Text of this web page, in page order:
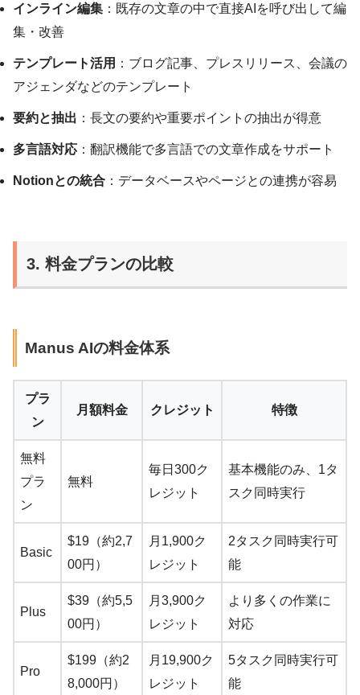
インライン編集 ：既存の文章の中で直接AIを呼び出して編
集・改善
テンプレート活用 ：ブログ記事、プレスリリース、会議の
アジェンダなどのテンプレート
要約と抽出 ：長文の要約や重要ポイントの抽出が得意
多言語対応 ：翻訳機能で多言語での文章作成をサポート
Notionとの統合 ：データベースやページとの連携が容易
3. 料金プランの比較
Manus AIの料金体系
プラ
ン
月額料金 クレジット 特徴
無料
プラ
ン
無料
毎日300ク
レジット
基本機能のみ、1タ
スク同時実行
Basic
$19（約2,7
00円）
月1,900ク
レジット
2タスク同時実行可
能
Plus
$39（約5,5
00円）
月3,900ク
レジット
より多くの作業に
対応
Pro
$199（約2
8,000円）
月19,900ク
レジット
5タスク同時実行可
能